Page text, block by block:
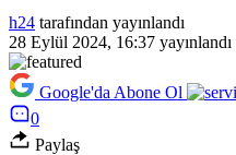
h24 tarafından yayınlandı
28 Eylül 2024, 16:37 yayınlandı
Google'da Abone Ol
0
Paylaş